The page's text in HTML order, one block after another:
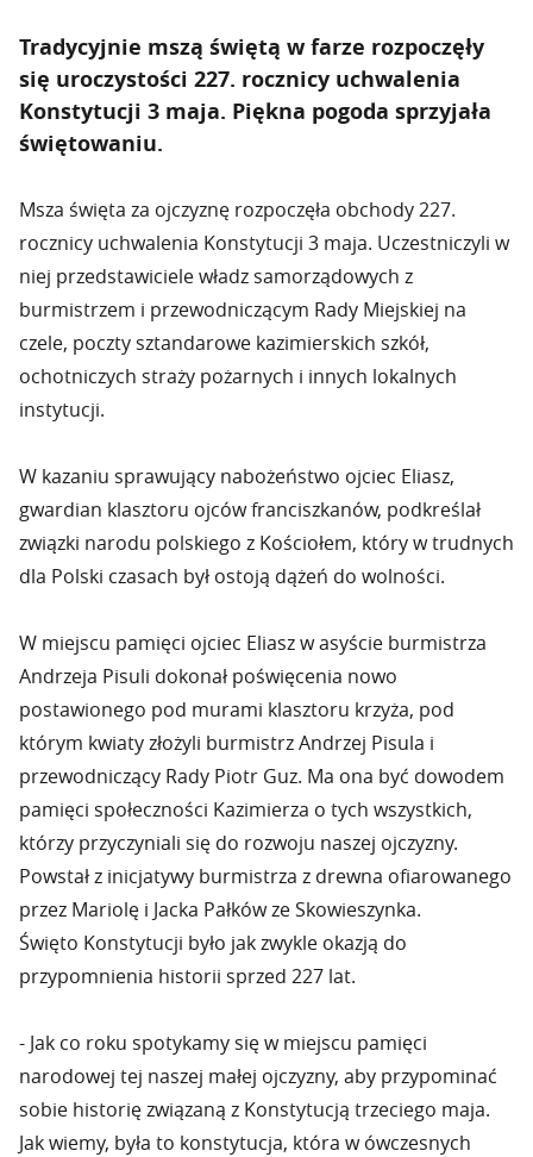
Tradycyjnie mszą świętą w farze rozpoczęły
się uroczystości 227. rocznicy uchwalenia
Konstytucji 3 maja. Piękna pogoda sprzyjała
świętowaniu.
Msza święta za ojczyznę rozpoczęła obchody 227.
rocznicy uchwalenia Konstytucji 3 maja. Uczestniczyli w
niej przedstawiciele władz samorządowych z
burmistrzem i przewodniczącym Rady Miejskiej na
czele, poczty sztandarowe kazimierskich szkół,
ochotniczych straży pożarnych i innych lokalnych
instytucji.
W kazaniu sprawujący nabożeństwo ojciec Eliasz,
gwardian klasztoru ojców franciszkanów, podkreślał
związki narodu polskiego z Kościołem, który w trudnych
dla Polski czasach był ostoją dążeń do wolności.
W miejscu pamięci ojciec Eliasz w asyście burmistrza
Andrzeja Pisuli dokonał poświęcenia nowo
postawionego pod murami klasztoru krzyża, pod
którym kwiaty złożyli burmistrz Andrzej Pisula i
przewodniczący Rady Piotr Guz. Ma ona być dowodem
pamięci społeczności Kazimierza o tych wszystkich,
którzy przyczyniali się do rozwoju naszej ojczyzny.
Powstał z inicjatywy burmistrza z drewna ofiarowanego
przez Mariolę i Jacka Pałków ze Skowieszynka.
Święto Konstytucji było jak zwykle okazją do
przypomnienia historii sprzed 227 lat.
- Jak co roku spotykamy się w miejscu pamięci
narodowej tej naszej małej ojczyzny, aby przypominać
sobie historię związaną z Konstytucją trzeciego maja.
Jak wiemy, była to konstytucja, która w ówczesnych